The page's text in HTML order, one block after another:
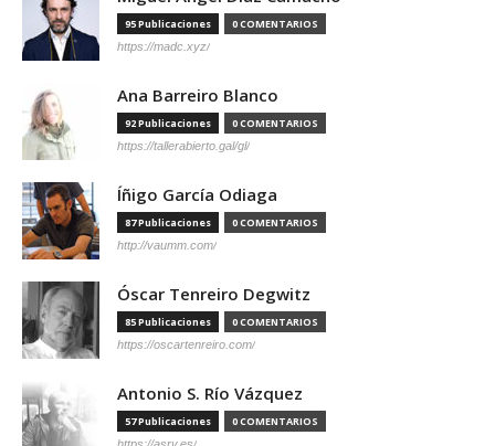
95 Publicaciones 0 COMENTARIOS
https://madc.xyz/
Ana Barreiro Blanco
92 Publicaciones 0 COMENTARIOS
https://tallerabierto.gal/gl/
Íñigo García Odiaga
87 Publicaciones 0 COMENTARIOS
http://vaumm.com/
Óscar Tenreiro Degwitz
85 Publicaciones 0 COMENTARIOS
https://oscartenreiro.com/
Antonio S. Río Vázquez
57 Publicaciones 0 COMENTARIOS